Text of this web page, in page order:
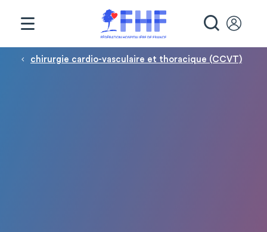
Fil d'Ariane
chirurgie cardio-vasculaire et thoracique (CCVT)
Panneau de gestion des cookies